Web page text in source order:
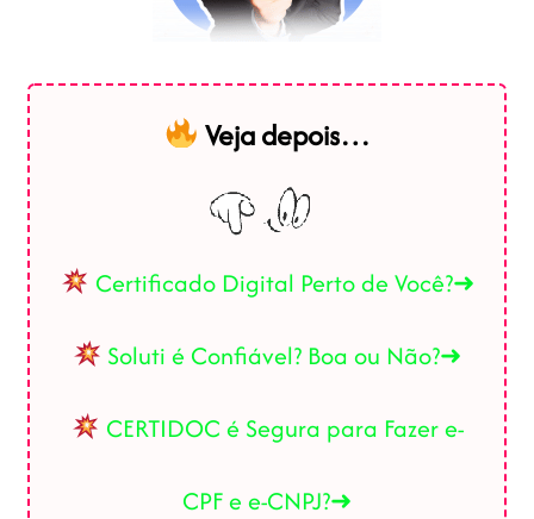
Veja depois…
Certificado Digital Perto de Você?➜
Soluti é Confiável? Boa ou Não?➜
CERTIDOC é Segura para Fazer e-
CPF e e-CNPJ?➜